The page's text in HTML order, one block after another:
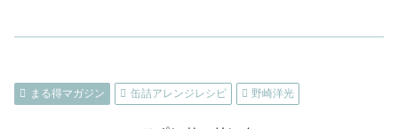
まる得マガジン 缶詰アレンジレシピ 野崎洋光